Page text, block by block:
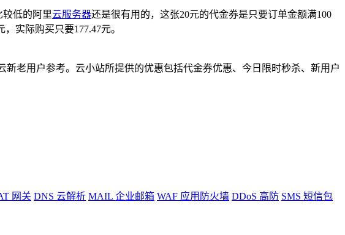
较低的阿里云服务器还是很有用的，这张20元的代金券是只要订单金额满100
实际购买只要177.47元。
老用户参考。云小站所提供的优惠包括代金券优惠、今日限时秒杀、新用户
网关 DNS 云解析 MAIL 企业邮箱 WAF 应用防火墙 DDoS 高防 SMS 短信包